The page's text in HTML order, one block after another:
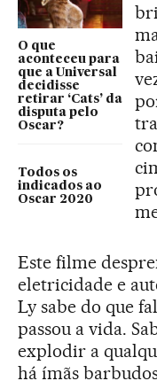
O que
aconteceu para
que a Universal
decidisse
retirar ‘Cats’ da
disputa pelo
Oscar?
Todos os
indicados ao
Oscar 2020
Este filme
eletricidade e
Ly sabe do que
passou a vida.
explodir a
há ímãs